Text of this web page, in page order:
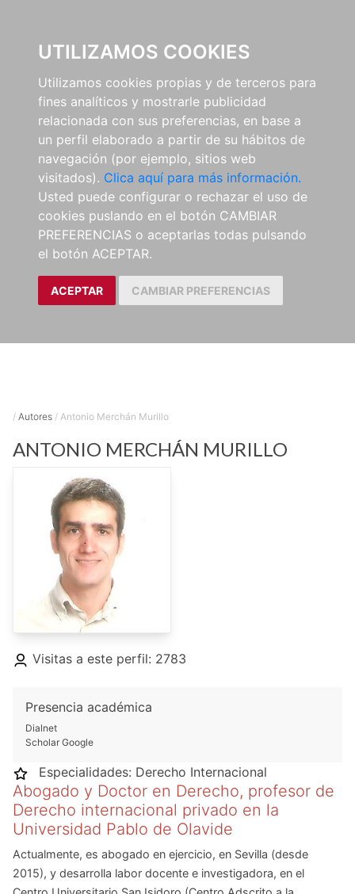
UTILIZAMOS COOKIES
Utilizamos cookies propias y de terceros para
fines analíticos y mostrarle publicidad
relacionada con sus preferencias, en base a
un perfil elaborado a partir de su hábitos de
navegación (por ejemplo, sitios web
visitados). Clica aquí para más información.
Usted puede configurar o rechazar el uso de
cookies puslando en el botón CAMBIAR
PREFERENCIAS o aceptarlas todas pulsando
el botón ACEPTAR.
ACEPTAR CAMBIAR PREFERENCIAS
/ Autores / Antonio Merchán Murillo
ANTONIO MERCHÁN MURILLO
Visitas a este perfil: 2783
Presencia académica
Dialnet
Scholar Google
Especialidades: Derecho Internacional
Abogado y Doctor en Derecho, profesor de
Derecho internacional privado en la
Universidad Pablo de Olavide
Actualmente, es abogado en ejercicio, en Sevilla (desde
2015), y desarrolla labor docente e investigadora, en el